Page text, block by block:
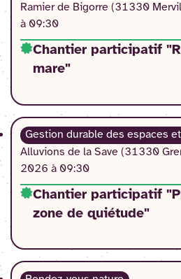
Ramier de Bigorre (31330
à 09:30
Chantier participatif
mare"
Gestion durable des espaces
Alluvions de la Save (31330
2026 à 09:30
Chantier participatif
zone de quiétude"